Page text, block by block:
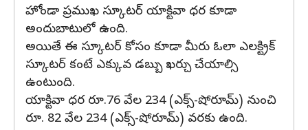
హోండా ప్రముఖ స్కూటర్ యాక్టివా ధర కూడా
అందుబాటులో ఉంది.
అయితే ఈ స్కూటర్ కోసం కూడా మీరు ఓలా ఎలక్ట్రిక్
స్కూటర్ కంటే ఎక్కువ డబ్బు ఖర్చు చేయాల్సి
ఉంటుంది.
యాక్టివా ధర రూ.76 వేల 234 (ఎక్స్-షోరూమ్) నుంచి
రూ. 82 వేల 234 (ఎక్స్-షోరూమ్) వరకు ఉంది.